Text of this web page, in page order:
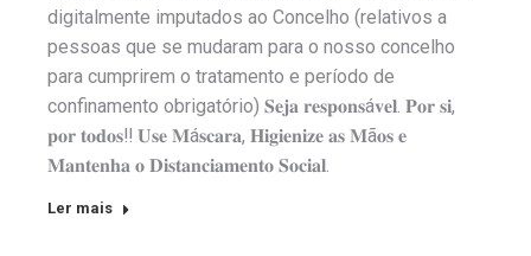
digitalmente imputados ao Concelho (relativos a
pessoas que se mudaram para o nosso concelho
para cumprirem o tratamento e período de
confinamento obrigatório) 𝐒𝐞𝐣𝐚 𝐫𝐞𝐬𝐩𝐨𝐧𝐬á𝐯𝐞𝐥. 𝐏𝐨𝐫 𝐬𝐢,
𝐩𝐨𝐫 𝐭𝐨𝐝𝐨𝐬‼️ 𝐔𝐬𝐞 𝐌á𝐬𝐜𝐚𝐫𝐚, 𝐇𝐢𝐠𝐢𝐞𝐧𝐢𝐳𝐞 𝐚𝐬 𝐌ã𝐨𝐬 𝐞
𝐌𝐚𝐧𝐭𝐞𝐧𝐡𝐚 𝐨 𝐃𝐢𝐬𝐭𝐚𝐧𝐜𝐢𝐚𝐦𝐞𝐧𝐭𝐨 𝐒𝐨𝐜𝐢𝐚𝐥.
Ler mais